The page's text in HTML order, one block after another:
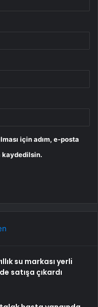
için adım, e-posta
kaydedilsin.
su markası yerli
satışa çıkardı